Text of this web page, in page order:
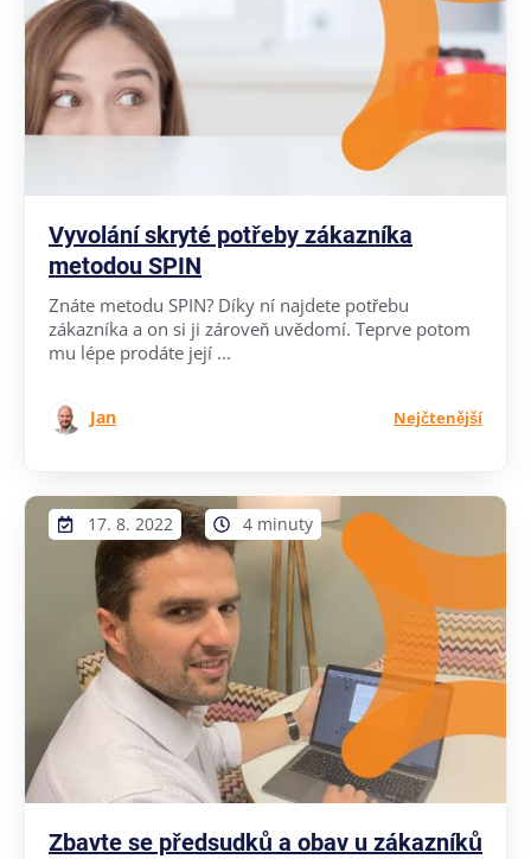
Vyvolání skryté potřeby zákazníka
metodou SPIN
Znáte metodu SPIN? Díky ní najdete potřebu
zákazníka a on si ji zároveň uvědomí. Teprve potom
mu lépe prodáte její ...
Jan Nejčtenější
17. 8. 2022 4 minuty
Zbavte se předsudků a obav u zákazníků